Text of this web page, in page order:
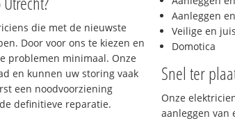
die met de nieuwste
Door voor ons te kiezen en
problemen minimaal. Onze
en kunnen uw storing vaak
een noodvoorziening
definitieve reparatie.
Aanleggen
Veilige en
Domotica
Snel ter
Onze
aanleggen van